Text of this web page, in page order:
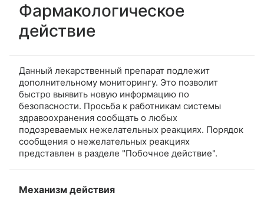
Фармакологическое
действие
Данный лекарственный препарат подлежит
дополнительному мониторингу. Это позволит
быстро выявить новую информацию по
безопасности. Просьба к работникам системы
здравоохранения сообщать о любых
подозреваемых нежелательных реакциях. Порядок
сообщения о нежелательных реакциях
представлен в разделе "Побочное действие".
Механизм действия